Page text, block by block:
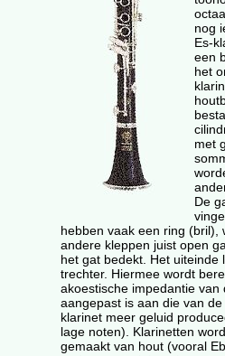
nog
Es-
een
het
met
De
hebben vaak een ring (bril),
andere kleppen juist open
het gat bedekt. Het uiteinde
trechter. Hiermee wordt
akoestische impedantie van
aangepast is aan die van
klarinet meer geluid
lage noten). Klarinetten
gemaakt van hout (vooral